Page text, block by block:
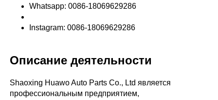
Whatsapp: 0086-18069629286
Instagram: 0086-18069629286
Описание деятельности
Shaoxing Huawo Auto Parts Co., Ltd является
профессиональным предприятием,